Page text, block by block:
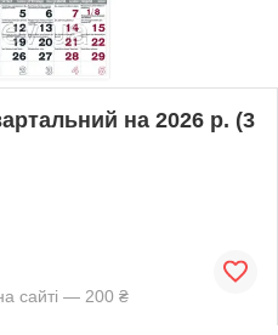
на 2026 р. (3
сайті — 200 ₴